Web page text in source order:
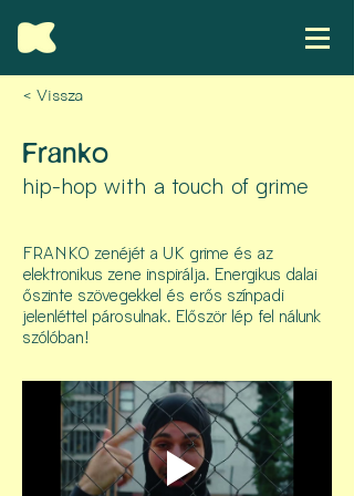
< Vissza
Franko
hip-hop with a touch of grime
FRANKO zenéjét a UK grime és az
elektronikus zene inspirálja. Energikus dalai
őszinte szövegekkel és erős színpadi
jelenléttel párosulnak. Először lép fel nálunk
szólóban!